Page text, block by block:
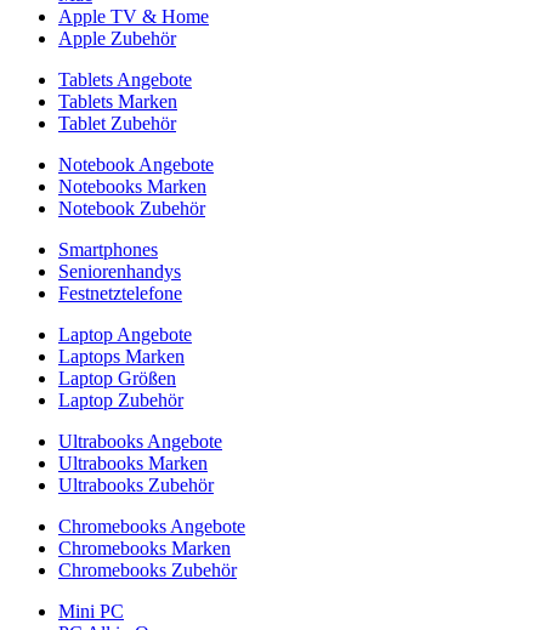
Apple TV & Home
Apple Zubehör
Tablets Angebote
Tablets Marken
Tablet Zubehör
Notebook Angebote
Notebooks Marken
Notebook Zubehör
Smartphones
Seniorenhandys
Festnetztelefone
Laptop Angebote
Laptops Marken
Laptop Größen
Laptop Zubehör
Ultrabooks Angebote
Ultrabooks Marken
Ultrabooks Zubehör
Chromebooks Angebote
Chromebooks Marken
Chromebooks Zubehör
Mini PC